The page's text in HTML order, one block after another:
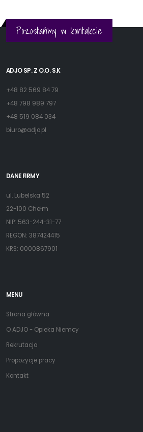
Pozostańmy w kontakcie
ADJO SP. Z O.O. S.K
+48 82 569 84 79
+48 798 989 797
+48 519 084 034
biuro@adjo.pl
DANE FIRMY
ul. Lubelska 52
22-100 Chełm
NIP: 563-244-31-77
REGON: 387424415
KRS: 0000867901
MENU
Strona główna
O ADJO - Opieka Niemcy
Rekrutacja
Propozycje pracy
Kontakt